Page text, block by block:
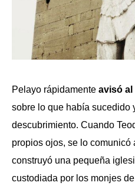
Pelayo rápidamente avisó al
sobre lo que había sucedido
descubrimiento. Cuando
propios ojos, se lo comunicó
construyó una pequeña
custodiada por los monjes